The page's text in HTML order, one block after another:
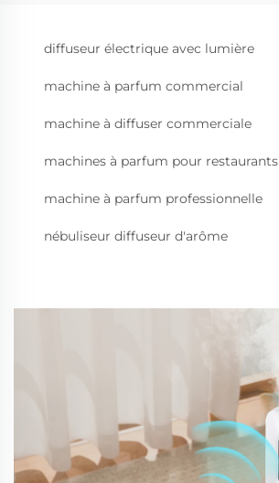
diffuseur électrique avec lumière
machine à parfum commercial
machine à diffuser commerciale
machines à parfum pour restaurants
machine à parfum professionnelle
nébuliseur diffuseur d'arôme